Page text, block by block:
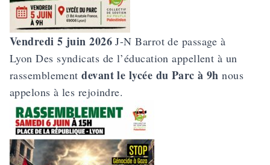
Vendredi 5 juin 2026 J-N Barrot de passage à
Lyon Des syndicats de l’éducation appellent à un
rassemblementdevant le lycée du Parc à 9hnous
appelons à les rejoindre.